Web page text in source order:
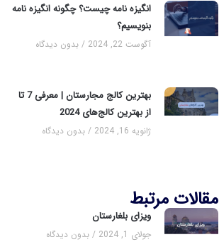
انگیزه نامه چیست؟ چگونه انگیزه نامه
بنویسیم؟
آگوست 22, 2024 بدون دیدگاه
بهترین کالج مجارستان | معرفی 7 تا
از بهترین کالج‌های 2024
ژانویه 16, 2024 بدون دیدگاه
مقالات مرتبط
ویزای بلغارستان
جولای 1, 2024 بدون دیدگاه